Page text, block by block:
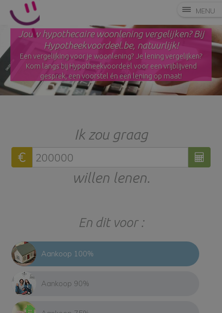
MENU
Jouw hypothecaire woonlening vergelijken? Bij
Hypotheekvoordeel.be, natuurlijk!
Een vergelijking voor je woonlening? Je lening vergelijken?
Kom langs bij Hypotheekvoordeel voor een vrijblijvend
gesprek, een voorstel én een lening op maat!
Ik zou graag
€
willen lenen.
En dit voor :
Aankoop 100%
Aankoop 90%